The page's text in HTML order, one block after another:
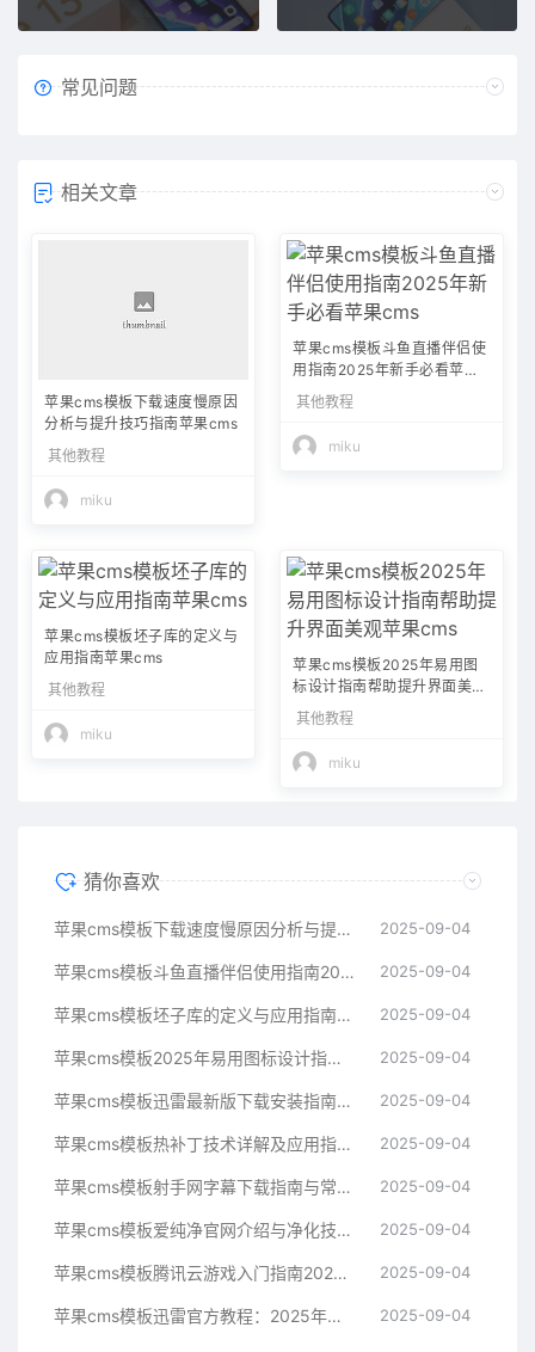
常见问题
相关文章
苹果cms模板下载速度慢原因
分析与提升技巧指南苹果cms
其他教程
miku
苹果cms模板斗鱼直播伴侣使
用指南2025年新手必看苹果c
ms
其他教程
miku
苹果cms模板坯子库的定义与
应用指南苹果cms
其他教程
miku
苹果cms模板2025年易用图
标设计指南帮助提升界面美观
苹果cms
其他教程
miku
猜你喜欢
苹果cms模板下载速度慢原因分析与提升技巧指南苹果cms 2025-09-04
苹果cms模板斗鱼直播伴侣使用指南2025年新手必看苹果cms 2025-09-04
苹果cms模板坯子库的定义与应用指南苹果cms 2025-09-04
苹果cms模板2025年易用图标设计指南帮助提升界面美观苹果cms 2025-09-04
苹果cms模板迅雷最新版下载安装指南与常见问题解决方案苹果cms 2025-09-04
苹果cms模板热补丁技术详解及应用指南苹果cms 2025-09-04
苹果cms模板射手网字幕下载指南与常见问题解决方案苹果cms 2025-09-04
苹果cms模板爱纯净官网介绍与净化技术科普指南苹果cms 2025-09-04
苹果cms模板腾讯云游戏入门指南2025年最新技术解析苹果cms 2025-09-04
苹果cms模板迅雷官方教程：2025年最新下载与使用指南苹果cms 2025-09-04